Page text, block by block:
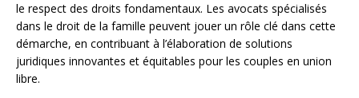
le respect des droits fondamentaux. Les avocats spécialisés
dans le droit de la famille peuvent jouer un rôle clé dans cette
démarche, en contribuant à l’élaboration de solutions
juridiques innovantes et équitables pour les couples en union
libre.